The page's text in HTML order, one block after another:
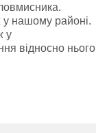
у нашому районі.
у
відносно нього